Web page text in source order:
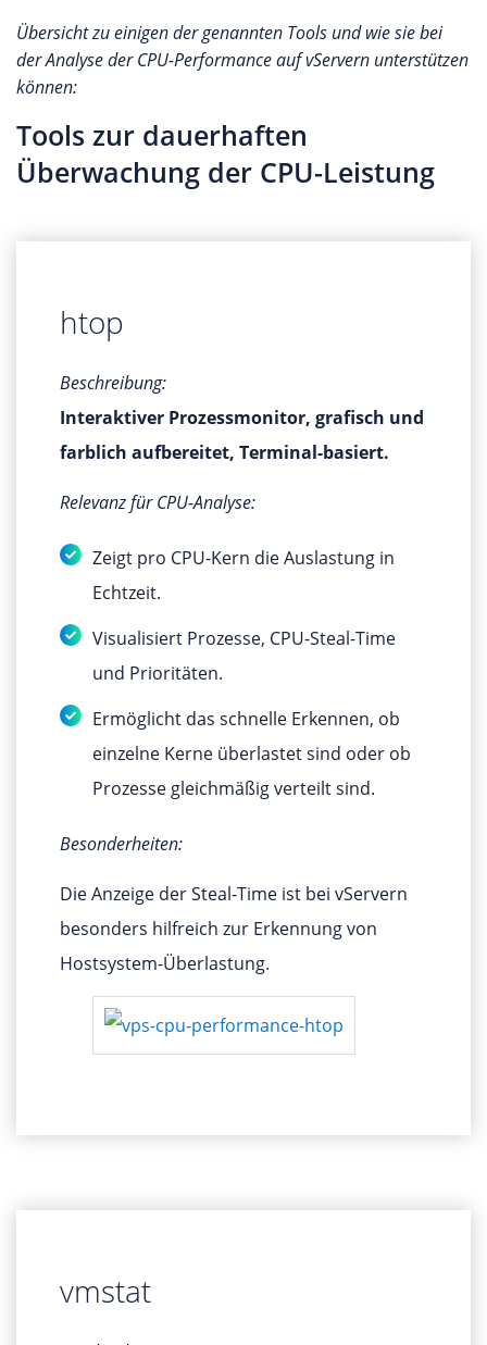
Übersicht zu einigen der genannten Tools und wie sie bei
der Analyse der CPU-Performance auf vServern unterstützen
können:
Tools zur dauerhaften
Überwachung der CPU-Leistung
htop
Beschreibung:
Interaktiver Prozessmonitor, grafisch und
farblich aufbereitet, Terminal-basiert.
Relevanz für CPU-Analyse:
Zeigt pro CPU-Kern die Auslastung in
Echtzeit.
Visualisiert Prozesse, CPU-Steal-Time
und Prioritäten.
Ermöglicht das schnelle Erkennen, ob
einzelne Kerne überlastet sind oder ob
Prozesse gleichmäßig verteilt sind.
Besonderheiten:
Die Anzeige der Steal-Time ist bei vServern
besonders hilfreich zur Erkennung von
Hostsystem-Überlastung.
vmstat